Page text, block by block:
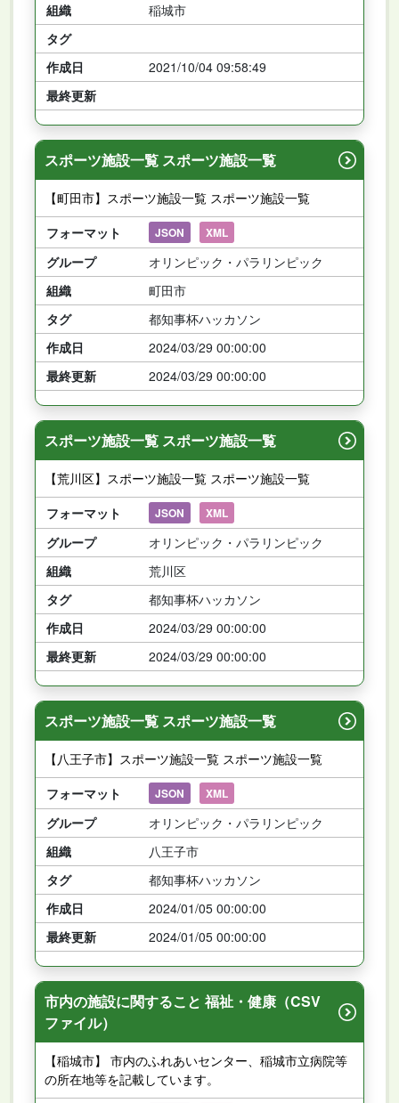
組織
稲城市
タグ
作成日
2021/10/04 09:58:49
最終更新
スポーツ施設一覧 スポーツ施設一覧
【町田市】スポーツ施設一覧 スポーツ施設一覧
フォーマット
JSON XML
グループ
オリンピック・パラリンピック
組織
町田市
タグ
都知事杯ハッカソン
作成日
2024/03/29 00:00:00
最終更新
2024/03/29 00:00:00
スポーツ施設一覧 スポーツ施設一覧
【荒川区】スポーツ施設一覧 スポーツ施設一覧
フォーマット
JSON XML
グループ
オリンピック・パラリンピック
組織
荒川区
タグ
都知事杯ハッカソン
作成日
2024/03/29 00:00:00
最終更新
2024/03/29 00:00:00
スポーツ施設一覧 スポーツ施設一覧
【八王子市】スポーツ施設一覧 スポーツ施設一覧
フォーマット
JSON XML
グループ
オリンピック・パラリンピック
組織
八王子市
タグ
都知事杯ハッカソン
作成日
2024/01/05 00:00:00
最終更新
2024/01/05 00:00:00
市内の施設に関すること 福祉・健康（CSV
ファイル）
【稲城市】 市内のふれあいセンター、稲城市立病院等
の所在地等を記載しています。